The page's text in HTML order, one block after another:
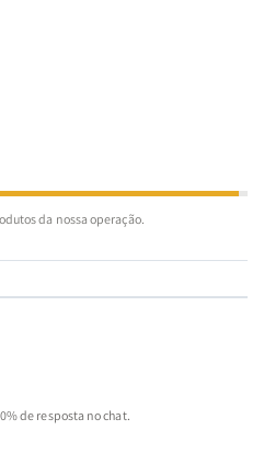
da nossa operação.
de resposta no chat.